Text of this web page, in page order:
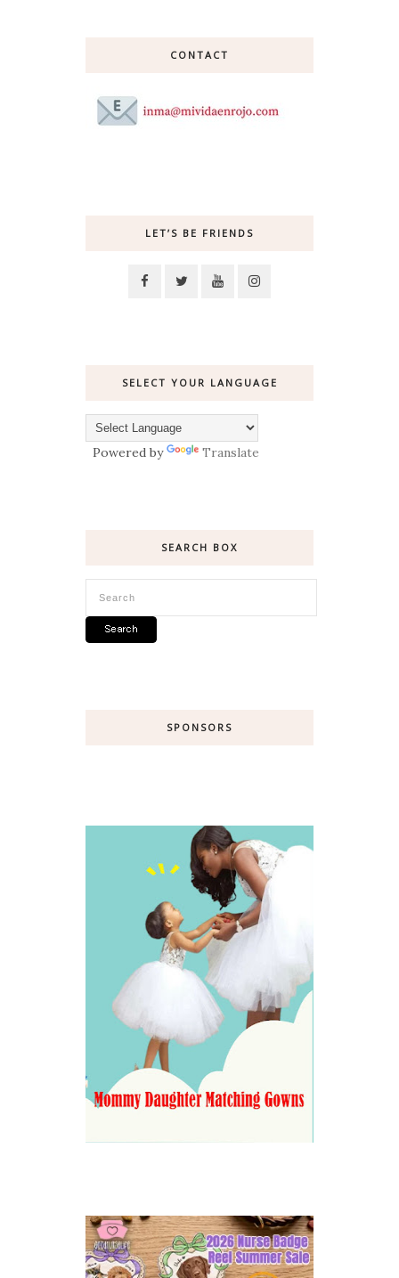
CONTACT
LET’S BE FRIENDS
SELECT YOUR LANGUAGE
Powered by Translate
SEARCH BOX
SPONSORS